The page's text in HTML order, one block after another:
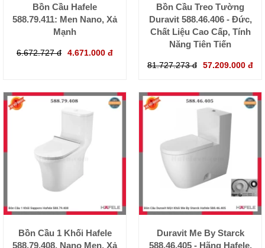
Bồn Cầu Hafele
588.79.411: Men Nano, Xả
Mạnh
6.672.727 đ 4.671.000 đ
Bồn Cầu Treo Tường
Duravit 588.46.406 - Đức,
Chất Liệu Cao Cấp, Tính
Năng Tiên Tiến
81.727.273 đ 57.209.000 đ
Bồn Cầu 1 Khối Hafele
588.79.408, Nano Men, Xả
Duravit Me By Starck
588.46.405 - Hãng Hafele,